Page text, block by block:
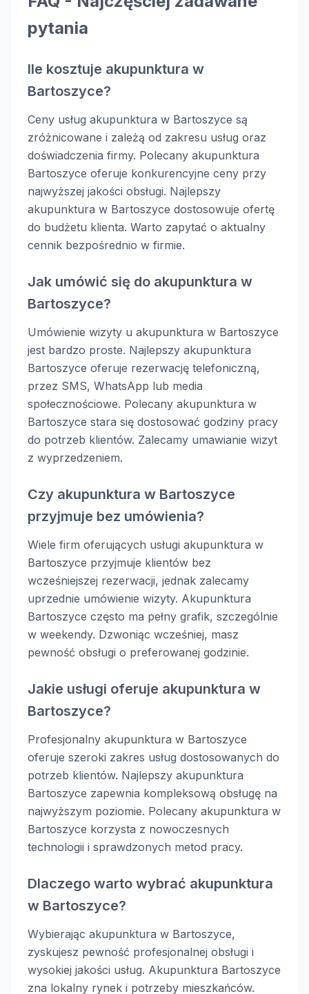
pytania
Ile kosztuje akupunktura w
Bartoszyce?
Ceny usług akupunktura w Bartoszyce są
zróżnicowane i zależą od zakresu usług oraz
doświadczenia firmy. Polecany akupunktura
Bartoszyce oferuje konkurencyjne ceny przy
najwyższej jakości obsługi. Najlepszy
akupunktura w Bartoszyce dostosowuje ofertę
do budżetu klienta. Warto zapytać o aktualny
cennik bezpośrednio w firmie.
Jak umówić się do akupunktura w
Bartoszyce?
Umówienie wizyty u akupunktura w Bartoszyce
jest bardzo proste. Najlepszy akupunktura
Bartoszyce oferuje rezerwację telefoniczną,
przez SMS, WhatsApp lub media
społecznościowe. Polecany akupunktura w
Bartoszyce stara się dostosować godziny pracy
do potrzeb klientów. Zalecamy umawianie wizyt
z wyprzedzeniem.
Czy akupunktura w Bartoszyce
przyjmuje bez umówienia?
Wiele firm oferujących usługi akupunktura w
Bartoszyce przyjmuje klientów bez
wcześniejszej rezerwacji, jednak zalecamy
uprzednie umówienie wizyty. Akupunktura
Bartoszyce często ma pełny grafik, szczególnie
w weekendy. Dzwoniąc wcześniej, masz
pewność obsługi o preferowanej godzinie.
Jakie usługi oferuje akupunktura w
Bartoszyce?
Profesjonalny akupunktura w Bartoszyce
oferuje szeroki zakres usług dostosowanych do
potrzeb klientów. Najlepszy akupunktura
Bartoszyce zapewnia kompleksową obsługę na
najwyższym poziomie. Polecany akupunktura w
Bartoszyce korzysta z nowoczesnych
technologii i sprawdzonych metod pracy.
Dlaczego warto wybrać akupunktura
w Bartoszyce?
Wybierając akupunktura w Bartoszyce,
zyskujesz pewność profesjonalnej obsługi i
wysokiej jakości usług. Akupunktura Bartoszyce
zna lokalny rynek i potrzeby mieszkańców.